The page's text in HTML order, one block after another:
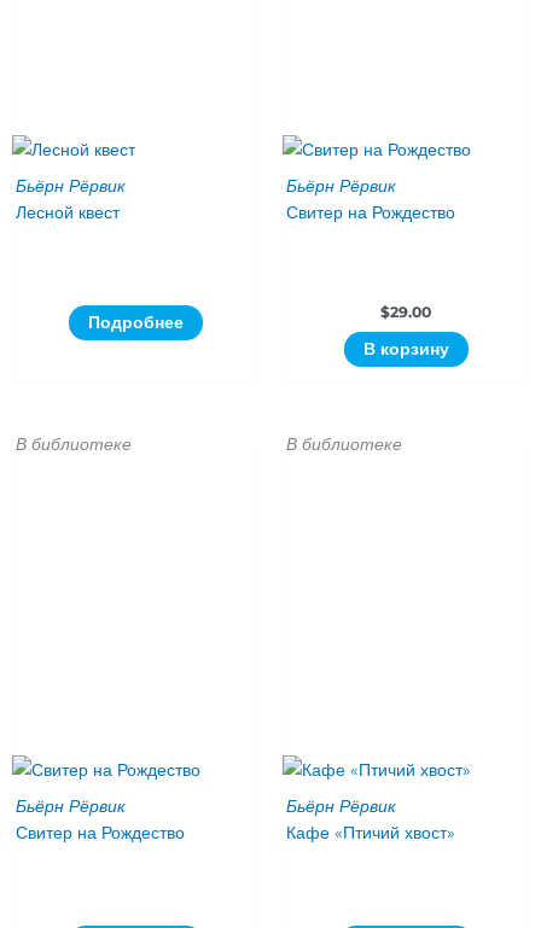
Бьёрн Рёрвик
Лесной квест
Подробнее
Бьёрн Рёрвик
Свитер на Рождество
$29.00
В корзину
В библиотеке
Бьёрн Рёрвик
Свитер на Рождество
В библиотеке
Бьёрн Рёрвик
Кафе «Птичий хвост»